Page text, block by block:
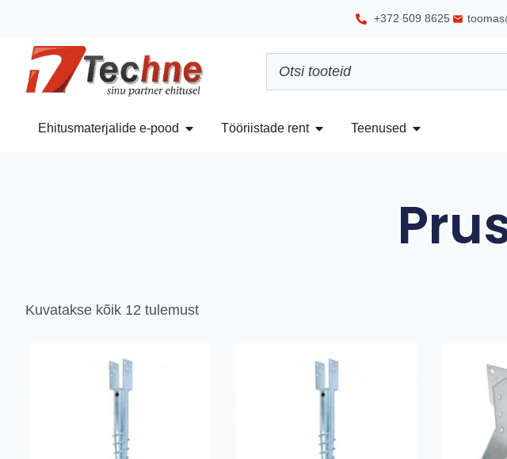
+372 509 8625
Ehitusmaterjalide e-pood Tööriistade rent Teenused
Kuvatakse kõik 12 tulemust